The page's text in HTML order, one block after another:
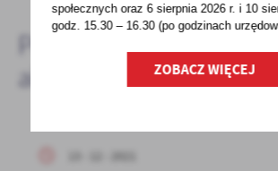
Pozostałe
aktualności
społecznych oraz 6 sierpnia 2026 r. i 10
godz. 15.30 – 16.30 (po godzinach
ZOBACZ WIĘCEJ